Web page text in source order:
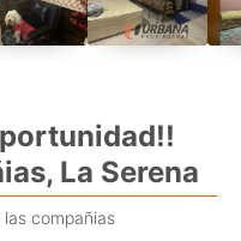
La Serena
compañias